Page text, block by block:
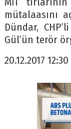
mütalaasını
Dündar,
Gül’ün terör
20.12.2017